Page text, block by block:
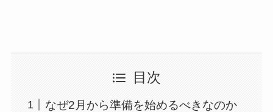
目次
なぜ2月から準備を始めるべきなのか